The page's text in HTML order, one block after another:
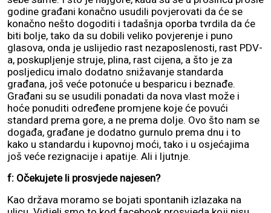
godine građani konačno usudili povjerovati da će se
konačno nešto dogoditi i tadašnja oporba tvrdila da će
biti bolje, tako da su dobili veliko povjerenje i puno
glasova, onda je uslijedio rast nezaposlenosti, rast PDV-
a, poskupljenje struje, plina, rast cijena, a što je za
posljedicu imalo dodatno snižavanje standarda
građana, još veće potonuće u besparicu i beznađe.
Građani su se usudili ponadati da nova vlast može i
hoće ponuditi određene promjene koje će povući
standard prema gore, a ne prema dolje. Ovo što nam se
događa, građane je dodatno gurnulo prema dnu i to
kako u standardu i kupovnoj moći, tako i u osjećajima
još veće rezignacije i apatije. Ali i ljutnje.
f: Očekujete li prosvjede najesen?
Kao država moramo se bojati spontanih izlazaka na